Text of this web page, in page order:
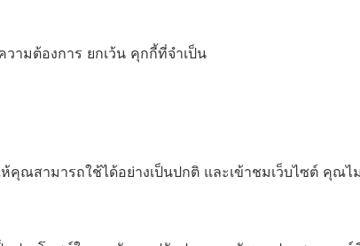
ามต้องการ ยกเว้น คุกกี้ที่จำเป็น
คุณสามารถใช้ได้อย่างเป็นปกติ และเข้าชมเว็บไซต์ คุณ